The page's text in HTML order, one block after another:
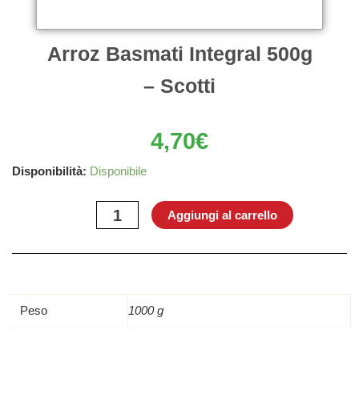
Arroz Basmati Integral 500g
– Scotti
4,70€
Disponibilità: Disponibile
Arroz
Aggiungi al carrello
Peso 1000 g